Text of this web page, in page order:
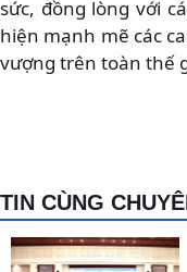
sức, đồng lòng với
hiện mạnh mẽ các
vượng trên toàn thế
TIN CÙNG